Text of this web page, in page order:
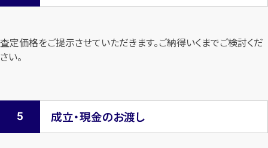
査定価格をご提示させていただきます。ご納得いくまでご検討くだ
さい。
成立・現金のお渡し